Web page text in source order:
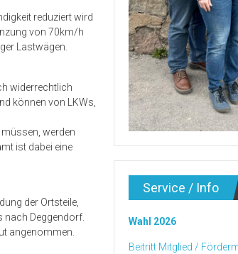
reduziert wird
von 70km/h
Lastwägen.
widerrechtlich
können von LKWs,
werden
ist dabei eine
der Ortsteile,
nach Deggendorf.
angenommen.
Service / Info
Wahl 2026
Beitritt Mitglied /